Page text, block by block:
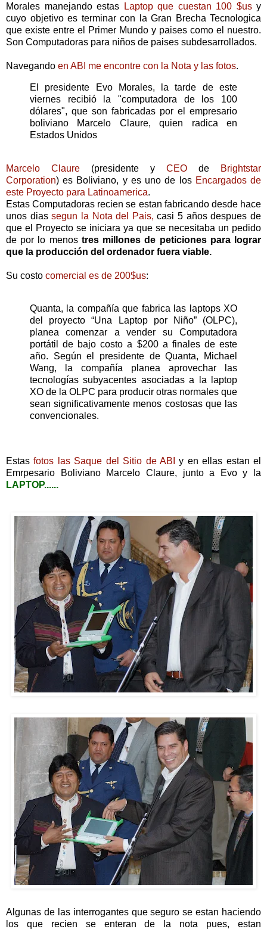
Morales manejando estas
Laptop que cuestan 100 $usy
cuyo objetivo es terminar con la Gran Brecha Tecnologica
que existe entre el Primer Mundo y paises como el nuestro.
Son Computadoras para niños de paises subdesarrollados.
Navegando en ABI me encontre con la Nota y las fotos.
El presidente Evo Morales, la tarde de este
viernes recibió la "computadora de los 100
dólares", que son fabricadas por el empresario
boliviano Marcelo Claure, quien radica en
Estados Unidos
Marcelo Claure (presidente y CEO de
Brightstar
Corporation) es Boliviano, y es uno de los Encargados de
este Proyecto para Latinoamerica.
Estas Computadoras recien se estan fabricando desde hace
unos diassegun la Nota del Pais, casi 5 años despues de
que el Proyecto se iniciara ya que se necesitaba un pedido
de por lo menos tres millones de peticiones para lograr
que la producción del ordenador fuera viable.
Su costo comercial es de 200$us:
Quanta, la compañía que fabrica las laptops XO
del proyecto “Una Laptop por Niño” (OLPC),
planea comenzar a vender su Computadora
portátil de bajo costo a $200 a finales de este
año. Según el presidente de Quanta, Michael
Wang, la compañía planea aprovechar las
tecnologías subyacentes asociadas a la laptop
XO de la OLPC para producir otras normales que
sean significativamente menos costosas que las
convencionales.
Estasfotos las Saque del Sitio de ABIy en ellas estan el
Emrpesario Boliviano Marcelo Claure, junto a Evo y la
LAPTOP......
Algunas de las interrogantes que seguro se estan haciendo
los que recien se enteran de la nota pues, estan